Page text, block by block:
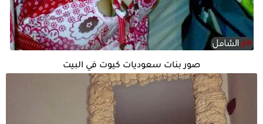
صور بنات سعوديات كيوت في البيت